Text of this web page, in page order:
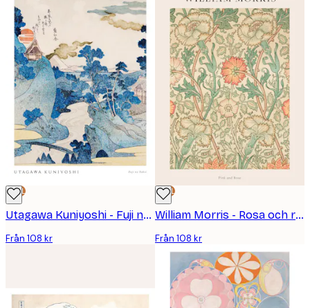
DEAL
Utagawa Kuniyoshi - Fuji no Yukei Poster
Från 108 kr
DEAL
William Morris - Rosa och ros poster
Från 108 kr